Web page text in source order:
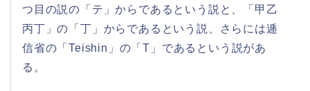
つ目の説の「テ」からであるという説と、「甲乙
丙丁」の「丁」からであるという説、さらには逓
信省の「Teishin」の「T」であるという説があ
る。